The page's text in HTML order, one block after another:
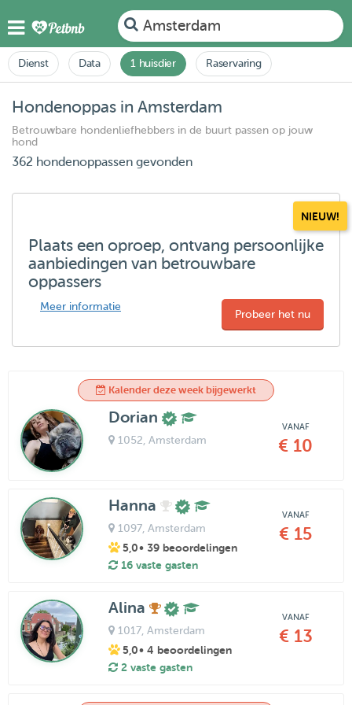
Amsterdam
Dienst Data 1 huisdier Raservaring
Hondenoppas in Amsterdam
Betrouwbare hondenliefhebbers in de buurt passen op jouw
hond
362 hondenoppassen gevonden
NIEUW!
Plaats een oproep, ontvang persoonlijke
aanbiedingen van betrouwbare
oppassers
Meer informatie
Probeer het nu
Kalender deze week bijgewerkt
Dorian
1052 , Amsterdam
VANAF
€ 10
Hanna
1097, Amsterdam
5,0• 39 beoordelingen
16 vaste gasten
VANAF
€ 15
Alina
1017, Amsterdam
5,0• 4 beoordelingen
2 vaste gasten
VANAF
€ 13